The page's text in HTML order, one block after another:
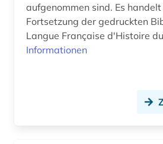
galloromanistik (1)
geistesgeschichte (1)
aufgenommen sind. Es
Fortsetzung der gedruckten
Langue Française d'Histoire
Informationen